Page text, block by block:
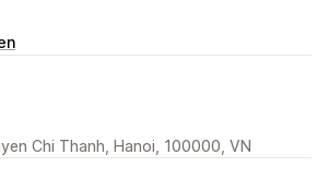
Chi Thanh, Hanoi, 100000, VN